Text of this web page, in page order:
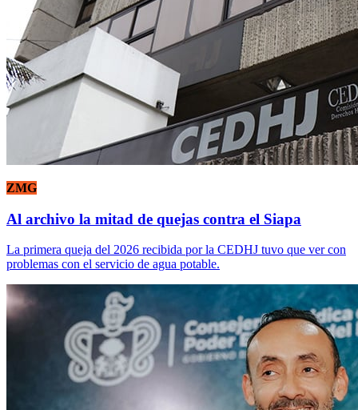
ZMG
Al archivo la mitad de quejas contra el Siapa
La primera queja del 2026 recibida por la CEDHJ tuvo que ver con
problemas con el servicio de agua potable.